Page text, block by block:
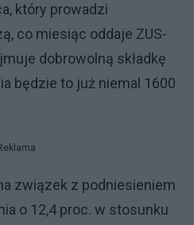
który prowadzi
co miesiąc oddaje ZUS-
dobrowolną składkę
będzie to już niemal 1600
związek z podniesieniem
o 12,4 proc. w stosunku